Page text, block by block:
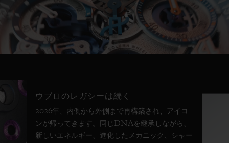
Play
ウブロのレガシーは続く
2026年、内側から外側まで再構築され、アイコ
ンが帰ってきます。同じDNAを継承しながら、
新しいエネルギー、進化したメカニック、シャー